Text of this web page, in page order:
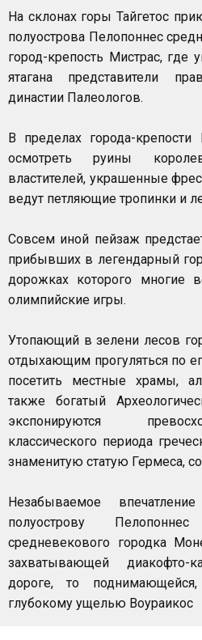
На склонах горы Тайгетос
полуострова Пелопоннес
город-крепость Мистрас, где
ятагана представители
династии Палеологов.
В пределах города-крепости
осмотреть руины
властителей, украшенные
ведут петляющие тропинки и
Совсем иной пейзаж
прибывших в легендарный
дорожках которого многие
олимпийские игры.
Утопающий в зелени лесов
отдыхающим прогуляться по
посетить местные храмы,
также богатый
экспонируются
классического периода
знаменитую статую Гермеса,
Незабываемое
полуострову
средневекового городка
захватывающей диакофто-
дороге, то
глубокому ущелью Воураикос